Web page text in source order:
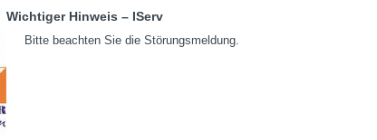
Wichtiger Hinweis – IServ
Bitte beachten Sie die Störungsmeldung.